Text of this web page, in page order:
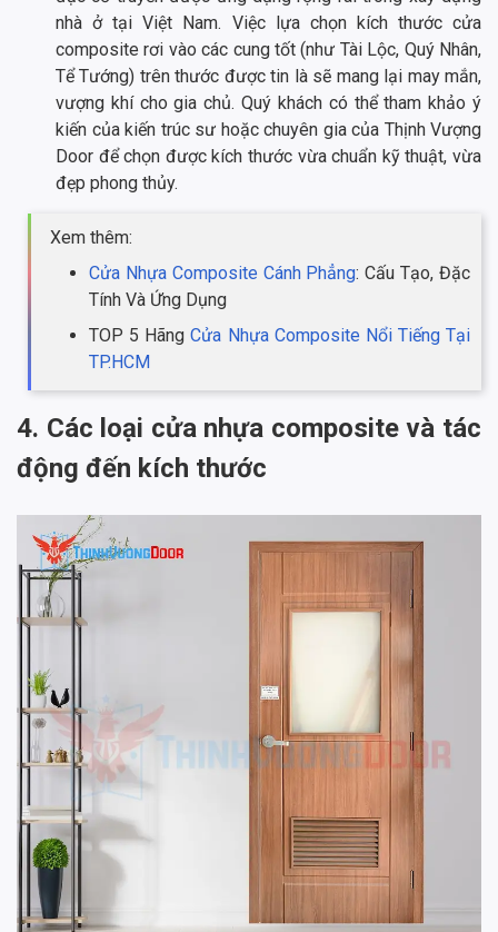
nhà ở tại Việt Nam. Việc lựa chọn kích thước cửa
composite rơi vào các cung tốt (như Tài Lộc, Quý Nhân,
Tể Tướng) trên thước được tin là sẽ mang lại may mắn,
vượng khí cho gia chủ. Quý khách có thể tham khảo ý
kiến của kiến trúc sư hoặc chuyên gia của Thịnh Vượng
Door để chọn được kích thước vừa chuẩn kỹ thuật, vừa
đẹp phong thủy.
Xem thêm:
Cửa Nhựa Composite Cánh Phẳng: Cấu Tạo, Đặc
Tính Và Ứng Dụng
TOP 5 HãngCửa Nhựa Composite Nổi Tiếng Tại
TP.HCM
4. Các loại cửa nhựa composite và tác
động đến kích thước